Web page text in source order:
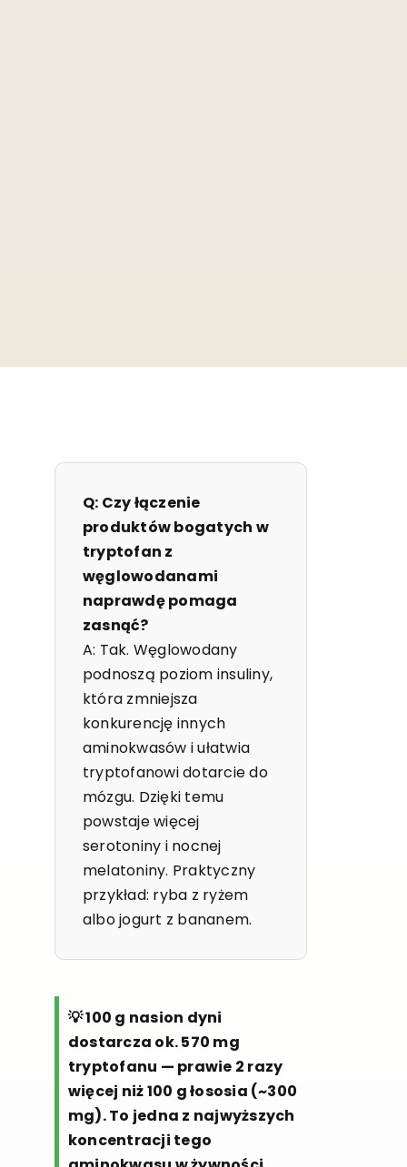
Q: Czy łączenie
produktów bogatych w
tryptofan z
węglowodanami
naprawdę pomaga
zasnąć?
A: Tak. Węglowodany
podnoszą poziom insuliny,
która zmniejsza
konkurencję innych
aminokwasów i ułatwia
tryptofanowi dotarcie do
mózgu. Dzięki temu
powstaje więcej
serotoniny i nocnej
melatoniny. Praktyczny
przykład: ryba z ryżem
albo jogurt z bananem.
💡 100 g nasion dyni
dostarcza ok. 570 mg
tryptofanu — prawie 2 razy
więcej niż 100 g łososia (~300
mg). To jedna z najwyższych
koncentracji tego